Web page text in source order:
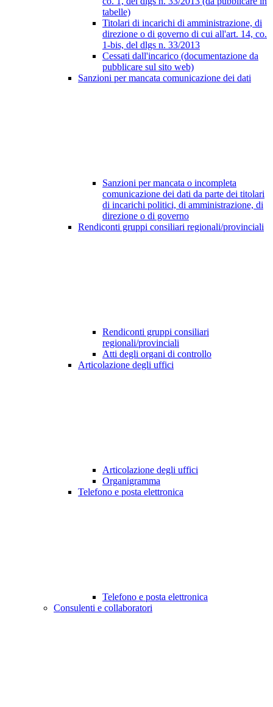
tabelle)
Titolari di incarichi di amministrazione, di
direzione o di governo di cui all'art. 14, co.
1-bis, del dlgs n. 33/2013
Cessati dall'incarico (documentazione da
pubblicare sul sito web)
Sanzioni per mancata comunicazione dei dati
Sanzioni per mancata o incompleta
comunicazione dei dati da parte dei titolari
di incarichi politici, di amministrazione, di
direzione o di governo
Rendiconti gruppi consiliari regionali/provinciali
Rendiconti gruppi consiliari
regionali/provinciali
Atti degli organi di controllo
Articolazione degli uffici
Articolazione degli uffici
Organigramma
Telefono e posta elettronica
Telefono e posta elettronica
Consulenti e collaboratori